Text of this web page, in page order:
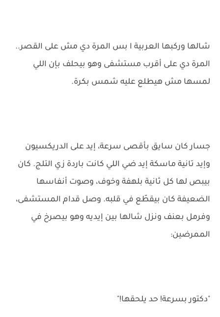
شالها وركبها العربية ا بس المرة دي مش على القصر..
المرة دي على أقرب مستشفى وهو بيحلف بإن اللي
لمسها مش هيطلع عليه شمس بكرة.
جسار كان سايق بأقصى سرعة، إيد على الدريكسيون
وإيد تانية ماسكة إيد ضي اللي كانت باردة زي التلج. كان
بيبص لها كل ثانية بلهفة وخوف، وصوت أنفاسها
الضعيفة كان بيقطّع في قلبه. وصل قدام المستشفى،
وفرمل بعنف ونزل شالها بين إيديه وهو بيصرخ في
الممرضين:
"دكتور بسرعة! حد يلحقها!"